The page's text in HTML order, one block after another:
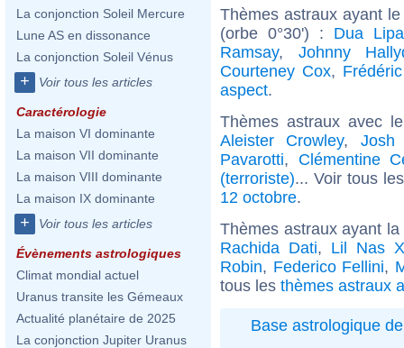
La conjonction Soleil Mercure
Lune AS en dissonance
La conjonction Soleil Vénus
+ Voir tous les articles
Caractérologie
La maison VI dominante
La maison VII dominante
La maison VIII dominante
La maison IX dominante
+ Voir tous les articles
Évènements astrologiques
Climat mondial actuel
Uranus transite les Gémeaux
Actualité planétaire de 2025
La conjonction Jupiter Uranus
Thèmes astraux ayant
(orbe 0°30') : Dua Lipa
Ramsay, Johnny
Courteney Cox,
aspect.
Thèmes astraux avec
Aleister Crowley, Josh
Pavarotti, Clémentine
(terroriste)... Voir tous
12 octobre.
Thèmes astraux ayant
Rachida Dati, Lil Nas
Robin, Federico Fellini,
tous les thèmes astraux
Base astrologique